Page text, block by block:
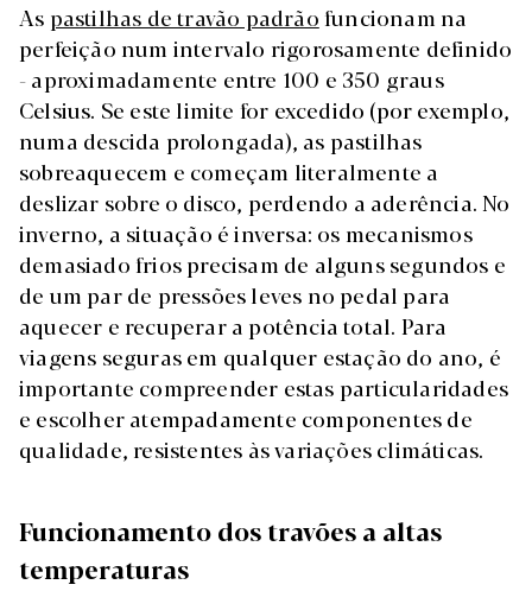
As pastilhas de travão padrãofuncionam na
perfeição num intervalo rigorosamente definido
- aproximadamente entre 100 e 350 graus
Celsius. Se este limite for excedido (por exemplo,
numa descida prolongada), as pastilhas
sobreaquecem e começam literalmente a
deslizar sobre o disco, perdendo a aderência. No
inverno, a situação é inversa: os mecanismos
demasiado frios precisam de alguns segundos e
de um par de pressões leves no pedal para
aquecer e recuperar a potência total. Para
viagens seguras em qualquer estação do ano, é
importante compreender estas particularidades
e escolher atempadamente componentes de
qualidade, resistentes às variações climáticas.
Funcionamento dos travões a altas
temperaturas